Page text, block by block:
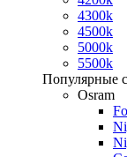
4300k
4500k
5000k
5500k
Популярные
Osram